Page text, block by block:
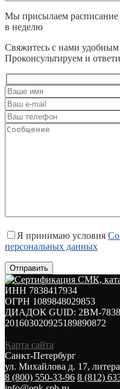
Мы присылаем
в неделю
Свяжитесь с нами
Проконсультируем и
Я принимаю условия
персональных данных
ИНН 7838417934
ОГРН 1089848029853
ДИАДОК GUID: 2BM-
201603020925189890872
Карта сайта
Санкт-Петербург
ул. Михайлова д. 17,
8 (800) 550-33-96 8 (812)